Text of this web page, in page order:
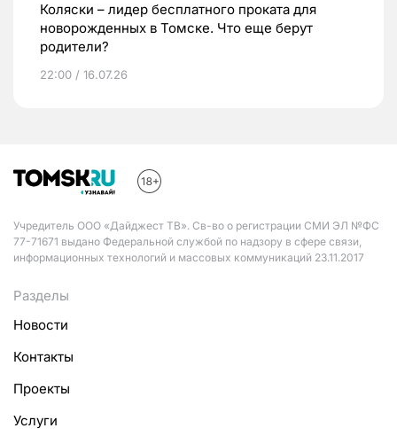
Коляски – лидер бесплатного проката для
новорожденных в Томске. Что еще берут
родители?
22:00 / 16.07.26
Учредитель ООО «Дайджест ТВ». Св-во о регистрации СМИ ЭЛ №ФС
77-71671 выдано Федеральной службой по надзору в сфере связи,
информационных технологий и массовых коммуникаций 23.11.2017
Разделы
Новости
Контакты
Проекты
Услуги